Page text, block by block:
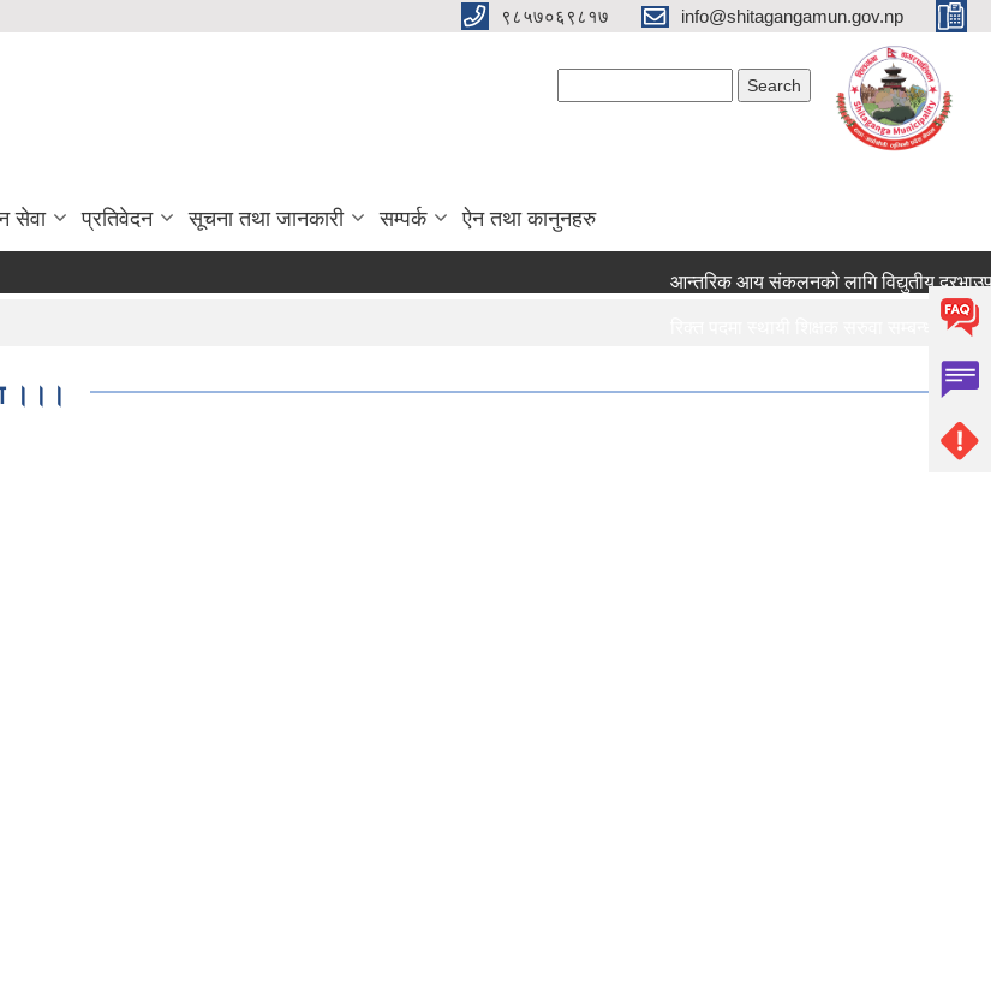
९८५७०६९८१७ info@shitagangamun.gov.np
सेवा प्रतिवेदन सूचना तथा जानकारी सम्पर्क ऐन तथा कानुनहरु
आन्तरिक आय संकलनको लागि विद्युतीय
रिक्त पदमा स्थायी शिक्षक सरुवा सम्बन्धमा ।।।
रिक्त पदमा स्थायी शिक्षक सरुवा सम्बन्धमा ।।।
।।।